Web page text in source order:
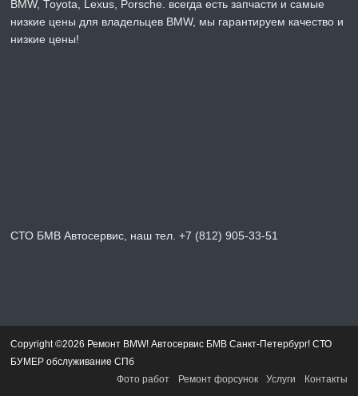
BMW, Toyota, Lexus, Porsche. всегда есть запчасти и самые
низкие цены для владельцев BMW, мы гарантируем качество и
низкие цены!
СТО БМВ Автосервис, наш тел. +7 (812) 905-33-51
Copyright ©2026 Ремонт BMW! Автосервис БМВ Санкт-Петербург! СТО
БУМЕР обслуживание СПб
Фото работ
Ремонт форсунок Услуги Контакты